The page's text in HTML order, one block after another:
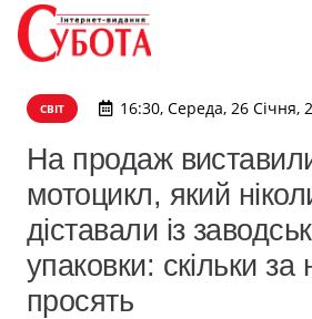
СВІТ 16:30, Середа, 26 Січня,
На продаж
мотоцикл, який
діставали із
упаковки: скільки за
просять